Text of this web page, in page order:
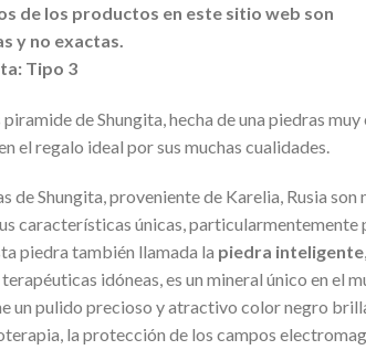
de los productos en este sitio web son
y no exactas.
Tipo 3
de Shungita, hecha de una piedras muy
el regalo ideal por sus muchas cualidades.
de Shungita, proveniente de Karelia, Rusia son
características únicas, particularmentemente
piedra también llamada la piedra inteligente
idóneas, es un mineral único en el
un pulido precioso y atractivo color negro
la protección de los campos